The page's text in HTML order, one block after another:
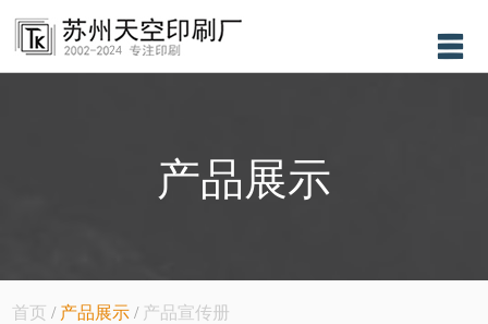
首页
设备展示
产品展示
首页 / 产品展示 / 产品宣传册